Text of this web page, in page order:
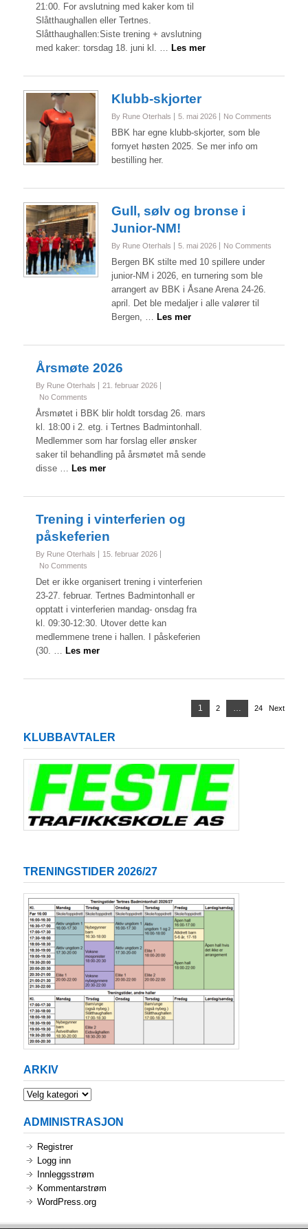
21:00. For avslutning med kaker kom til
Slåtthaughallen eller Tertnes.
Slåtthaughallen:Siste trening + avslutning
med kaker: torsdag 18. juni kl. …Les mer
Klubb-skjorter
By Rune Oterhals 5. mai 2026 No Comments
BBK har egne klubb-skjorter, som ble
fornyet høsten 2025. Se mer info om
bestilling her.
Gull, sølv og bronse i
Junior-NM!
By Rune Oterhals 5. mai 2026 No Comments
Bergen BK stilte med 10 spillere under
junior-NM i 2026, en turnering som ble
arrangert av BBK i Åsane Arena 24-26.
april. Det ble medaljer i alle valører til
Bergen, … Les mer
Årsmøte 2026
By Rune Oterhals
21. februar 2026
No Comments
Årsmøtet i BBK blir holdt torsdag 26. mars
kl. 18:00 i 2. etg. i Tertnes Badmintonhall.
Medlemmer som har forslag eller ønsker
saker til behandling på årsmøtet må sende
disse …Les mer
Trening i vinterferien og
påskeferien
By Rune Oterhals
15. februar 2026
No Comments
Det er ikke organisert trening i vinterferien
23-27. februar. Tertnes Badmintonhall er
opptatt i vinterferien mandag- onsdag fra
kl. 09:30-12:30. Utover dette kan
medlemmene trene i hallen. I påskeferien
(30. …Les mer
Page
1 Page
2 Page
24 Next
KLUBBAVTALER
TRENINGSTIDER 2026/27
ARKIV
Arkiv
ADMINISTRASJON
Registrer
Logg inn
Innleggsstrøm
Kommentarstrøm
WordPress.org